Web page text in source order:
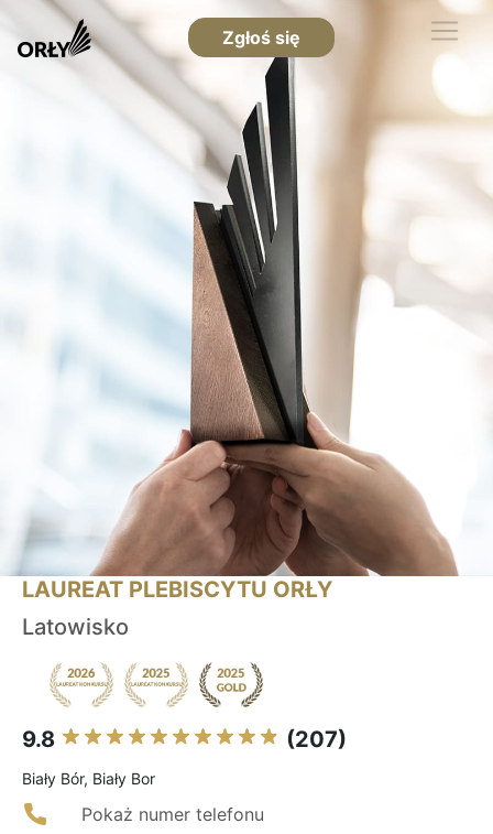
Zgłoś się
LAUREAT PLEBISCYTU ORŁY
Latowisko
9.8 (207)
Biały Bór, Biały Bor
Pokaż numer telefonu